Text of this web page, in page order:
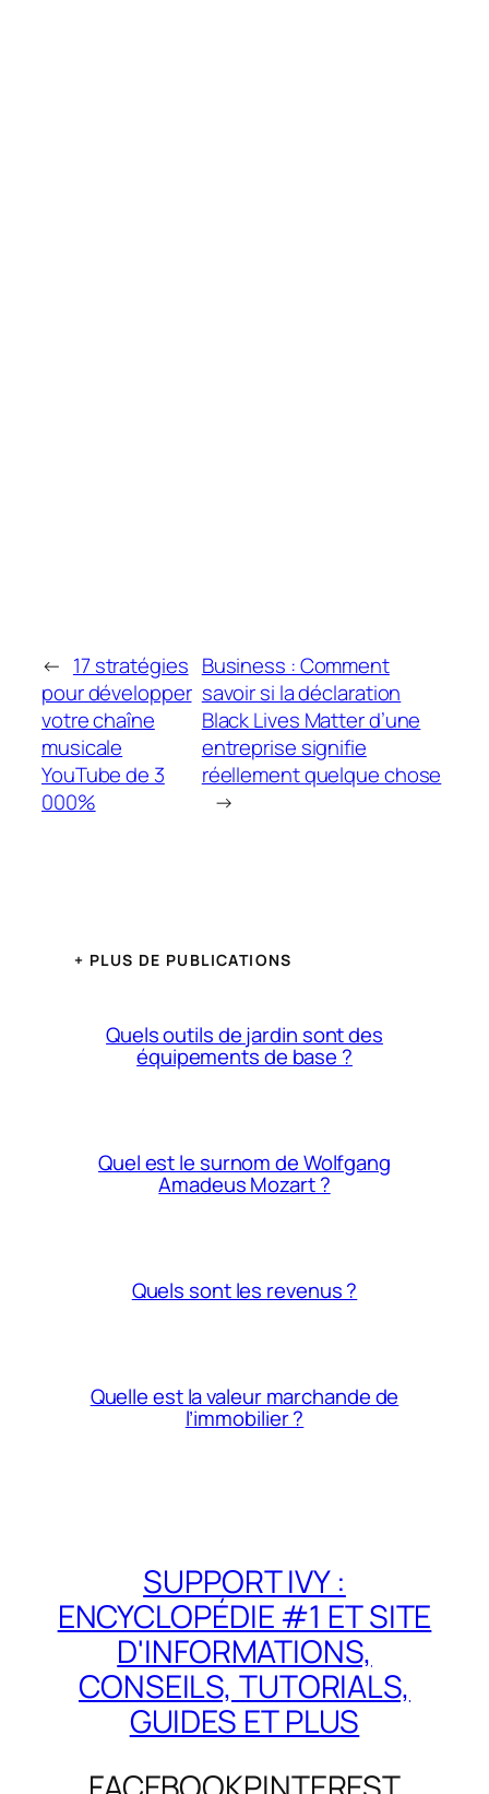
← 17 stratégies
pour développer
votre chaîne
musicale
YouTube de 3
000%
Business : Comment
savoir si la déclaration
Black Lives Matter d’une
entreprise signifie
réellement quelque chose
→
+ PLUS DE PUBLICATIONS
Quels outils de jardin sont des
équipements de base ?
Quel est le surnom de Wolfgang
Amadeus Mozart ?
Quels sont les revenus ?
Quelle est la valeur marchande de
l’immobilier ?
SUPPORT IVY :
ENCYCLOPÉDIE #1 ET SITE
D'INFORMATIONS,
CONSEILS, TUTORIALS,
GUIDES ET PLUS